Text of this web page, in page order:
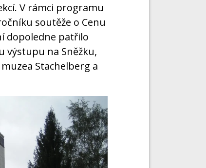
V rámci programu
soutěže o Cenu
dopoledne patřilo
na Sněžku,
Stachelberg a